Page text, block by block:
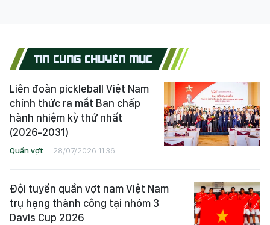
TIN CÙNG CHUYÊN MỤC
Liên đoàn pickleball Việt Nam
chính thức ra mắt Ban chấp
hành nhiệm kỳ thứ nhất
(2026-2031)
Quần vợt 28/07/2026 11:36
Đội tuyển quần vợt nam Việt Nam
trụ hạng thành công tại nhóm 3
Davis Cup 2026